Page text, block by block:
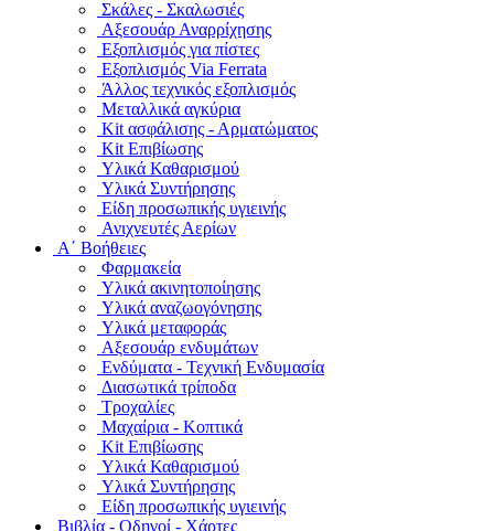
Σκάλες - Σκαλωσιές
Αξεσουάρ Αναρρίχησης
Εξοπλισμός για πίστες
Εξοπλισμός Via Ferrata
Άλλος τεχνικός εξοπλισμός
Μεταλλικά αγκύρια
Kit ασφάλισης - Αρματώματος
Kit Επιβίωσης
Υλικά Καθαρισμού
Υλικά Συντήρησης
Είδη προσωπικής υγιεινής
Ανιχνευτές Αερίων
Α΄ Βοήθειες
Φαρμακεία
Υλικά ακινητοποίησης
Υλικά αναζωογόνησης
Υλικά μεταφοράς
Αξεσουάρ ενδυμάτων
Ενδύματα - Τεχνική Ενδυμασία
Διασωτικά τρίποδα
Τροχαλίες
Μαχαίρια - Κοπτικά
Kit Επιβίωσης
Υλικά Καθαρισμού
Υλικά Συντήρησης
Είδη προσωπικής υγιεινής
Bιβλία - Οδηγοί - Χάρτες